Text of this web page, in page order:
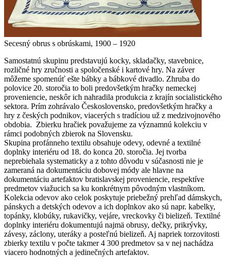
Secesný obrus s obrúskami, 1900 – 1920
Samostatnú skupinu predstavujú kocky, skladačky, stavebnice,
rozličné hry zručnosti a spoločenské i kartové hry. Na záver
môžeme spomenúť ešte bábky a bábkové divadlo. Zhruba do
polovice 20. storočia to boli predovšetkým hračky nemeckej
proveniencie, neskôr ich nahradila produkcia z krajín socialistického
sektora. Prím zohrávalo Československo, predovšetkým hračky a
hry z českých podnikov, viacerých s tradíciou už z medzivojnového
obdobia. Zbierku hračiek považujeme za významnú kolekciu v
rámci podobných zbierok na Slovensku.
Skupina profánneho textilu obsahuje odevy, odevné a textilné
doplnky interiéru od 18. do konca 20. storočia. Jej tvorba
neprebiehala systematicky a z tohto dôvodu v súčasnosti nie je
zameraná na dokumentáciu dobovej módy ale hlavne na
dokumentáciu artefaktov bratislavskej proveniencie, respektíve
predmetov viažucich sa ku konkrétnym pôvodným vlastníkom.
Kolekcia odevov ako celok poskytuje priebežný prehľad dámskych,
pánskych a detských odevov a ich doplnkov ako sú napr. kabelky,
topánky, klobúky, rukavičky, vejáre, vreckovky či bielizeň. Textilné
doplnky interiéru dokumentujú najmä obrusy, dečky, prikrývky,
závesy, záclony, uteráky a posteľnú bielizeň. Aj napriek torzovitosti
zbierky textilu v počte takmer 4 300 predmetov sa v nej nachádza
viacero hodnotných a jedinečných artefaktov.